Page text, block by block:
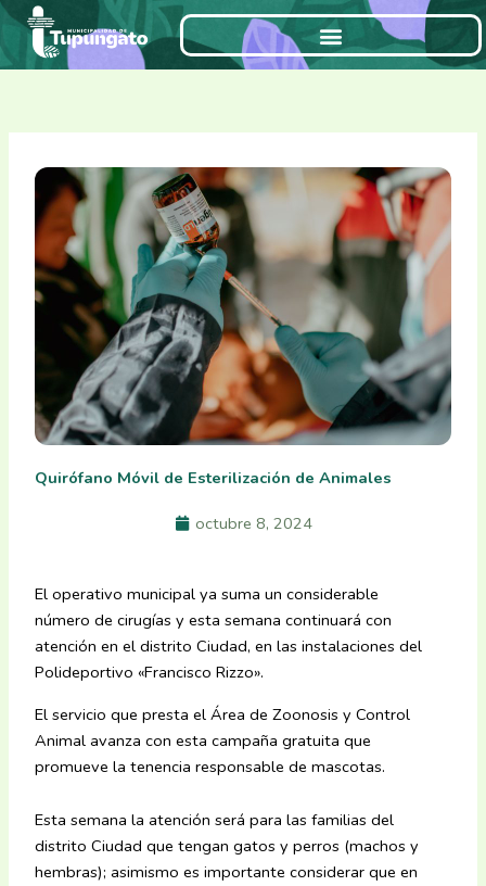
Ir
contenido
Quirófano Móvil de Esterilización de Animales
octubre 8, 2024
El operativo municipal ya suma un considerable
número de cirugías y esta semana continuará con
atención en el distrito Ciudad, en las instalaciones del
Polideportivo «Francisco Rizzo».
El servicio que presta el Área de Zoonosis y Control
Animal avanza con esta campaña gratuita que
promueve la tenencia responsable de mascotas.
Esta semana la atención será para las familias del
distrito Ciudad que tengan gatos y perros (machos y
hembras); asimismo es importante considerar que en